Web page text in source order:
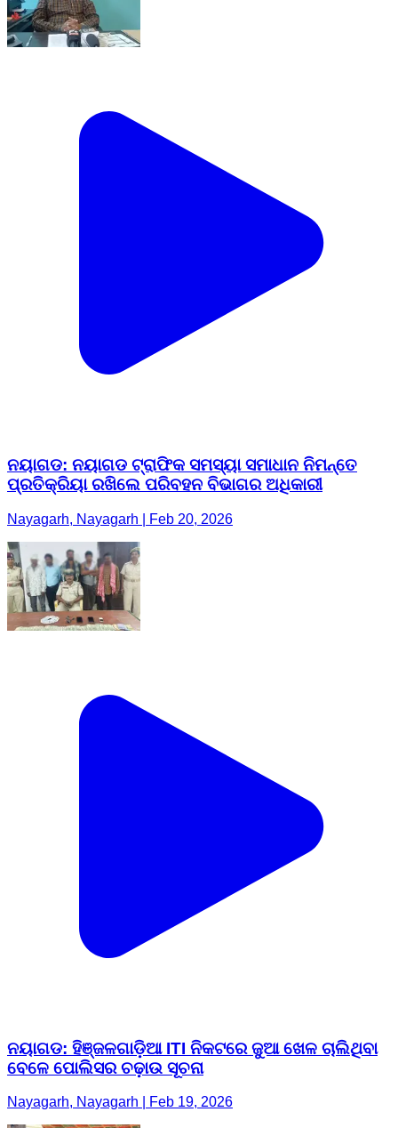
ନୟାଗଡ: ନୟାଗଡ ଟ୍ରାଫିକ ସମସ୍ୟା ସମାଧାନ ନିମନ୍ତେ
ପ୍ରତିକ୍ରିୟା ରଖିଲେ ପରିବହନ ବିଭାଗର ଅଧିକାରୀ
Nayagarh, Nayagarh | Feb 20, 2026
ନୟାଗଡ: ହିଞ୍ଜଳଗାଡ଼ିଆ ITI ନିକଟରେ ଜୁଆ ଖେଳ ଚାଲିଥିବା
ବେଳେ ପୋଲିସର ଚଢ଼ାଉ ସୂଚନା
Nayagarh, Nayagarh | Feb 19, 2026